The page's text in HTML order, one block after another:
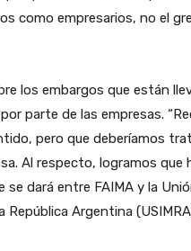
como empresarios, no el
los embargos que están
parte de las empresas.
pero que deberíamos
Al respecto, logramos que
se dará entre FAIMA y la
República Argentina